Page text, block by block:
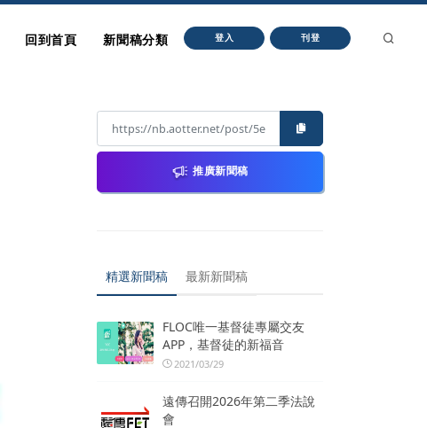
回到首頁 新聞稿分類 登入 刊登
推廣新聞稿
精選新聞稿 最新新聞稿
FLOC唯一基督徒專屬交友
APP，基督徒的新福音
2021/03/29
遠傳召開2026年第二季法說
會